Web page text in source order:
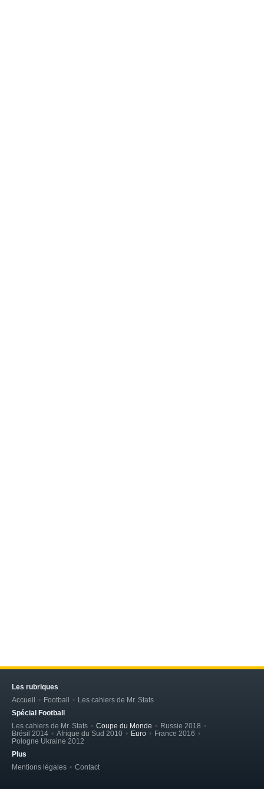
Les rubriques
Accueil
Football
Les cahiers de Mr. Stats
Spécial Football
Les cahiers de Mr. Stats
Coupe du Monde
Russie 2018
Brésil 2014
Afrique du Sud 2010 Euro
France 2016
Pologne Ukraine 2012
Plus
Mentions légales
Contact